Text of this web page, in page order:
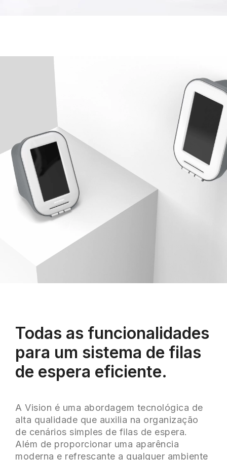
Todas as funcionalidades
para um sistema de filas
de espera eficiente.
A Vision é uma abordagem tecnológica de
alta qualidade que auxilia na organização
de cenários simples de filas de espera.
Além de proporcionar uma aparência
moderna e refrescante a qualquer ambiente